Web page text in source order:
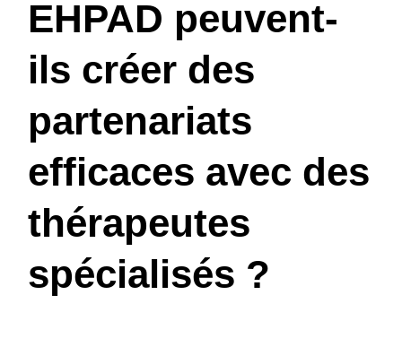
EHPAD peuvent-
ils créer des
partenariats
efficaces avec des
thérapeutes
spécialisés ?